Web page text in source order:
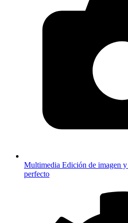
Multimedia Edición de imagen
perfecto